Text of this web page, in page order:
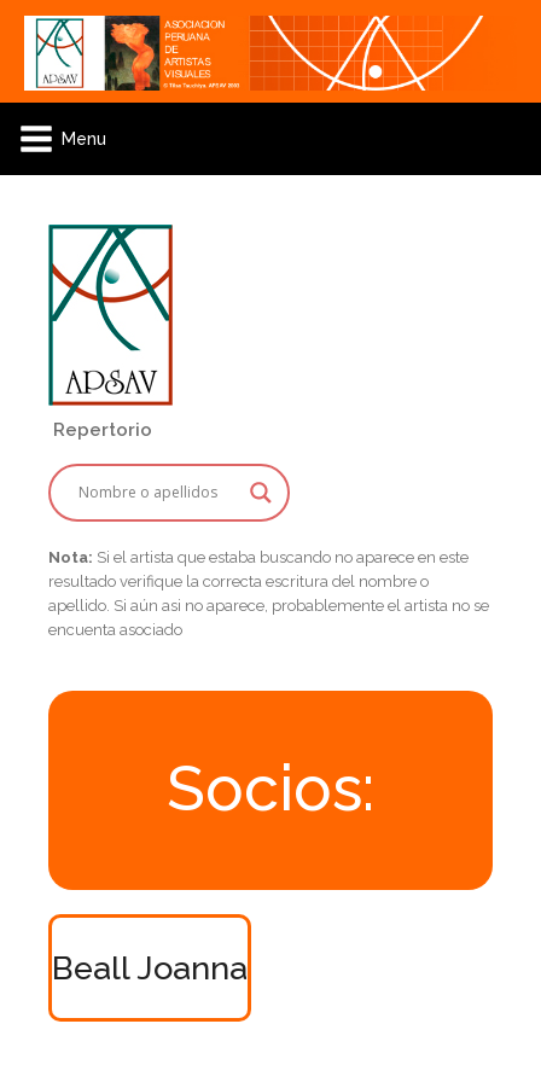
Menu
Repertorio
Nota: Si el artista que estaba buscando no aparece en este
resultado verifique la correcta escritura del nombre o
apellido. Si aún asi no aparece, probablemente el artista no se
encuenta asociado
Socios:
Beall Joanna